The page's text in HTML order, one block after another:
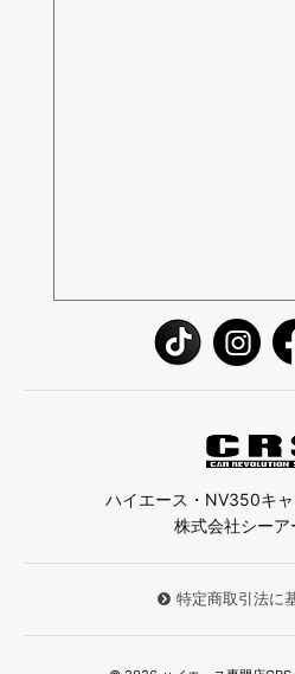
ハイエース・NV350キ
株式会社シーア
特定商取引法に